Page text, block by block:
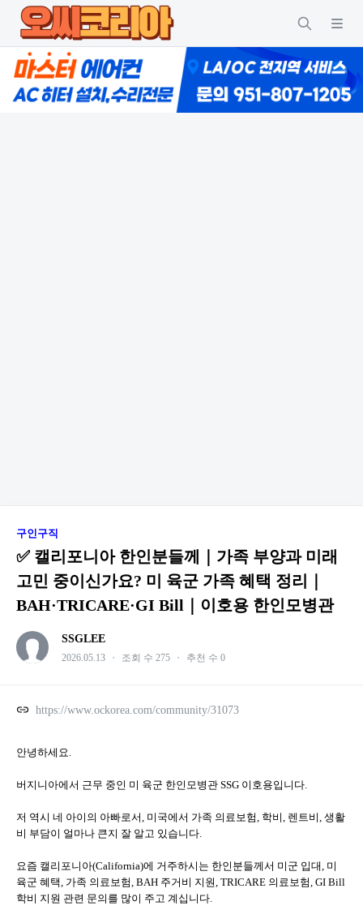
구인구직
✅ 캘리포니아 한인분들께｜가족 부양과 미래
고민 중이신가요? 미 육군 가족 혜택 정리｜
BAH·TRICARE·GI Bill｜이호용 한인모병관
SSGLEE
2026.05.13 ・ 조회 수 275 ・ 추천 수 0
https://www.ockorea.com/community/31073
안녕하세요.
버지니아에서 근무 중인 미 육군 한인모병관 SSG 이호용입니다.
저 역시 네 아이의 아빠로서, 미국에서 가족 의료보험, 학비, 렌트비, 생활
비 부담이 얼마나 큰지 잘 알고 있습니다.
요즘 캘리포니아(California)에 거주하시는 한인분들께서 미군 입대, 미
육군 혜택, 가족 의료보험, BAH 주거비 지원, TRICARE 의료보험, GI Bill
학비 지원 관련 문의를 많이 주고 계십니다.